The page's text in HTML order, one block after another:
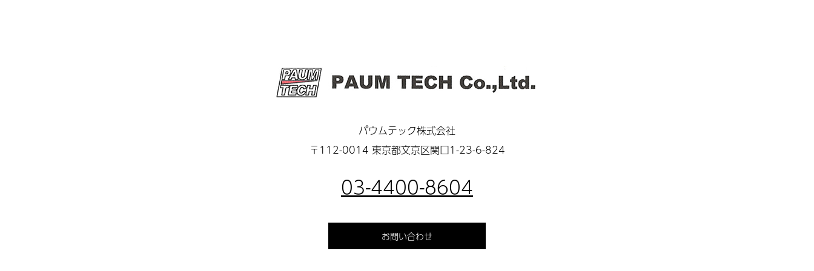
パウムテック株式会社
〒112-0014 東京都文京区関口1-23-6-824
03-4400-8604
お問い合わせ